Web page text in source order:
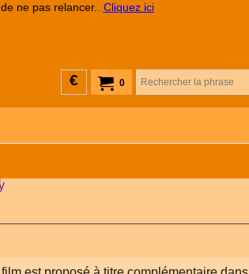
ne pas relancer.. Cliquez ici
0
€